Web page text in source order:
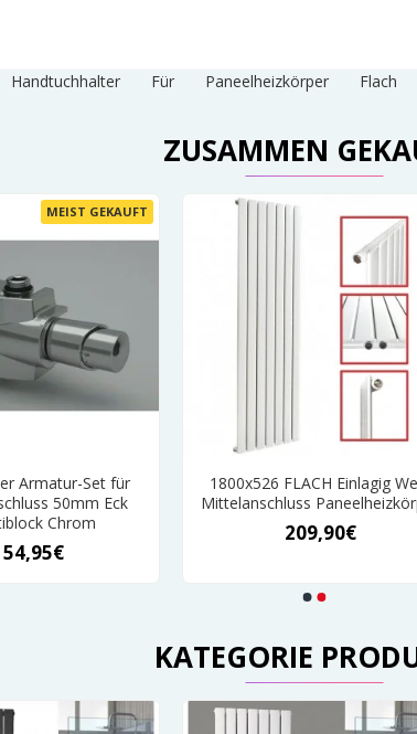
Handtuchhalter Für Paneelheizkörper Flach
ZUSAMMEN
MEIST GEKAUFT
Armatur-Set für
50mm Eck
Chrom
54,95€
1800x526 FLACH Einlagig
Mittelanschluss
209,90€
KATEGORIE